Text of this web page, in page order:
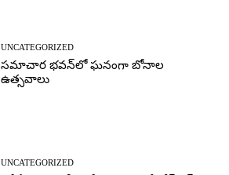
UNCATEGORIZED
సమాచార భవన్‌లో ఘనంగా బోనాల
ఉత్సవాలు
UNCATEGORIZED